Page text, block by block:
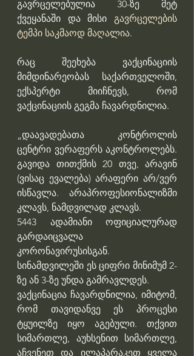
გავრცელებულია 30-ზე მეტ
ქვეყანაში და მისი გავრცელების
ტემპი საკმაოდ მაღალია.
რაც შეეხება ვაქცინაციის
მიმდინარეობას საქართველოში,
ექსპერტი მიიჩნევს, რომ
ვაქცინაციის გეგმა ჩავარდნილია.
„დაავადებათა კონტროლის
ცენტრი ვერაფერს აკონტროლებს.
გავიდა თითქმის 20 თვე, არავინ
(ვისაც ევალება) არაფერი არ/ვერ
ისწავლა. არაპროფესიონალიზმი
კლავს, ნამდვილად კლავს.
5443 ადამიანი ოფიციალურად
გარდაიცვალა
კორონავირუსისგან.
სინამდვილეში ეს ციფრი მინიმუმ 2-
ზე ან 3-ზე უნდა გამრავლდეს.
ვაქცინაცია ჩავარდნილია, იმიტომ,
რომ თავიდანვე ეს პროცესი
ტყუილზე იყო აგებული. თქვით
სიმართლე, აუხსენით სიმართლე,
აჩვენეთ და ილაპარაკეთ ყველა